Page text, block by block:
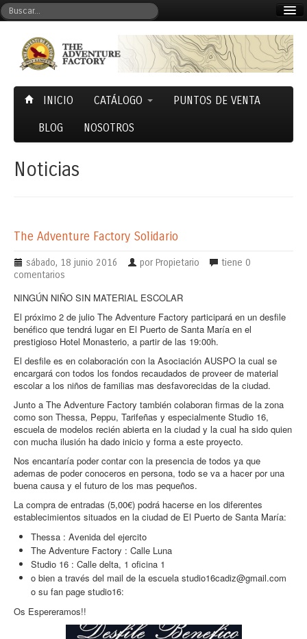
Carrito (0)
INICIO CATÁLOGO PUNTOS DE VENTA
BLOG NOSOTROS
Noticias
The Adventure Factory Solidario
sábado, 18 junio 2016 por Propietario tiene 0
comentarios
NINGÚN NIÑO SIN MATERIAL ESCOLAR
El próximo 2 de julio The Adventure Factory participará en un desfile
benéfico que tendrá lugar en El Puerto de Santa María en el
prestigioso Hotel Monasterio, a partir de las 19:00h.
El desfile es en colaboración con la Asociación AUSPO la cual se
encargará con todos los fondos recaudados de proveer de material
escolar a los niños de familias mas desfavorecidas de la ciudad.
Junto a The Adventure Factory también colaboran firmas de la zona
como son Thessa, Peppu, Tarifeñas y especialmente Studio 16,
escuela de modelos recién abierta en la ciudad y la cual ha sido quien
con mucha ilusión ha dado inicio y forma a este proyecto.
Nos encantaría poder contar con la presencia de todos ya que
ademas de poder conoceros en persona, todo se va a hacer por una
buena causa y el futuro de los mas pequeños.
La compra de entradas (5,00€) podrá hacerse en los diferentes
establecimientos situados en la ciudad de El Puerto de Santa María:
Thessa : Avenida del ejercito
The Adventure Factory : Calle Luna
Studio 16 : Calle delta, 1 oficina 1
o bien a través del mail de la escuela studio16cadiz@gmail.com
o su fan page studio16:
Os Espereramos!!